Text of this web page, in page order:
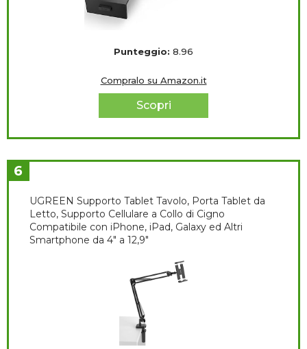
Punteggio: 8.96
Compralo su Amazon.it
Scopri
6
UGREEN Supporto Tablet Tavolo, Porta Tablet da
Letto, Supporto Cellulare a Collo di Cigno
Compatibile con iPhone, iPad, Galaxy ed Altri
Smartphone da 4" a 12,9"